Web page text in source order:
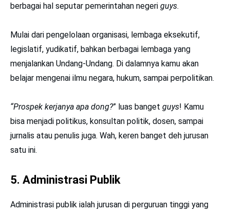
berbagai hal seputar pemerintahan negeri guys.
Mulai dari pengelolaan organisasi, lembaga eksekutif,
legislatif, yudikatif, bahkan berbagai lembaga yang
menjalankan Undang-Undang. Di dalamnya kamu akan
belajar mengenai ilmu negara, hukum, sampai perpolitikan.
“Prospek kerjanya apa dong?” luas banget guys! Kamu
bisa menjadi politikus, konsultan politik, dosen, sampai
jurnalis atau penulis juga. Wah, keren banget deh jurusan
satu ini.
5. Administrasi Publik
Administrasi publik ialah jurusan di perguruan tinggi yang